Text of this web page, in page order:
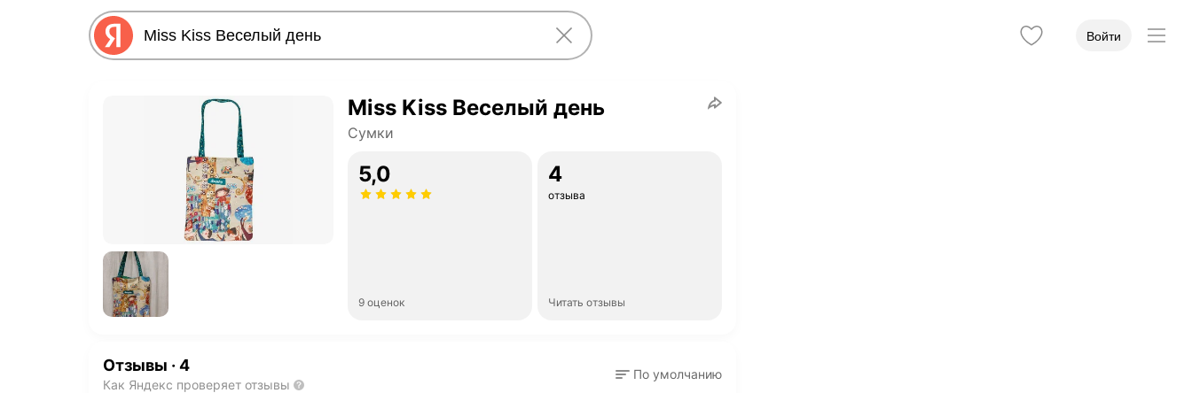
Войти
Miss Kiss Веселый день
Сумки
5,0
9 оценок
4
отзыва
Читать отзывы
Отзывы · 4
Как Яндекс проверяет отзывы
По умолчанию